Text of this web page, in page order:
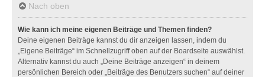
Nach oben
Wie kann ich meine eigenen Beiträge und Themen finden?
Deine eigenen Beiträge kannst du dir anzeigen lassen, indem du
„Eigene Beiträge“ im Schnellzugriff oben auf der Boardseite auswählst.
Alternativ kannst du auch „Deine Beiträge anzeigen“ in deinem
persönlichen Bereich oder „Beiträge des Benutzers suchen“ auf deiner